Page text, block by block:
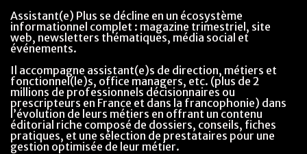
Assistant(e) Plus se décline en un écosystème
informationnel complet : magazine trimestriel, site
web, newsletters thématiques, média social et
événements.
Il accompagne assistant(e)s de direction, métiers et
fonctionnel(le)s, office managers, etc. (plus de 2
millions de professionnels décisionnaires ou
prescripteurs en France et dans la francophonie) dans
l’évolution de leurs métiers en offrant un contenu
éditorial riche composé de dossiers, conseils, fiches
pratiques, et une sélection de prestataires pour une
gestion optimisée de leur métier.